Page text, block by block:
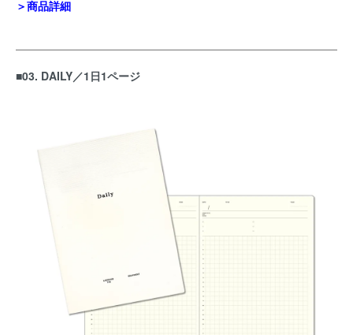
＞商品詳細
■03. DAILY／1日1ページ